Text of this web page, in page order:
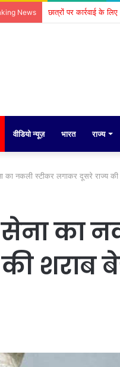
News छात्रों पर कार्रवाई के
वीडियो न्यूज़ भारत राज्य
का नकली स्टीकर लगाकर दूसरे राज्य की
सेना का
शराब